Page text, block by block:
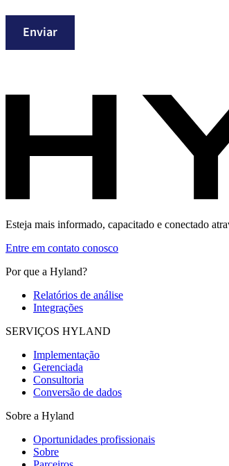
Enviar
Esteja mais informado, capacitado e conectado
Entre em contato conosco
Por que a Hyland?
Relatórios de análise
Integrações
SERVIÇOS HYLAND
Implementação
Gerenciada
Consultoria
Conversão de dados
Sobre a Hyland
Oportunidades profissionais
Sobre